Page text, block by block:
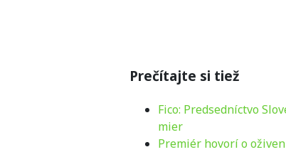
Prečítajte si tiež
Fico: Predsedníctvo
mier
Premiér hovorí o